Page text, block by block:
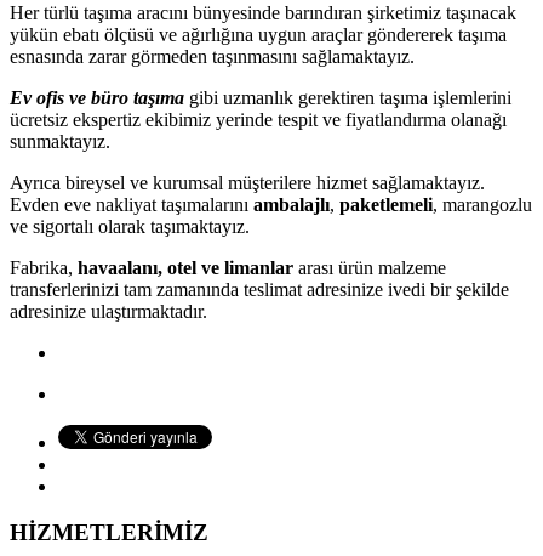
Her türlü taşıma aracını bünyesinde barındıran şirketimiz taşınacak
yükün ebatı ölçüsü ve ağırlığına uygun araçlar göndererek taşıma
esnasında zarar görmeden taşınmasını sağlamaktayız.
Ev ofis ve büro taşıma gibi uzmanlık gerektiren taşıma işlemlerini
ücretsiz ekspertiz ekibimiz yerinde tespit ve fiyatlandırma olanağı
sunmaktayız.
Ayrıca bireysel ve kurumsal müşterilere hizmet sağlamaktayız.
Evden eve nakliyat taşımalarını ambalajlı, paketlemeli, marangozlu
ve sigortalı olarak taşımaktayız.
Fabrika, havaalanı, otel ve limanlar arası ürün malzeme
transferlerinizi tam zamanında teslimat adresinize ivedi bir şekilde
adresinize ulaştırmaktadır.
HİZMETLERİMİZ